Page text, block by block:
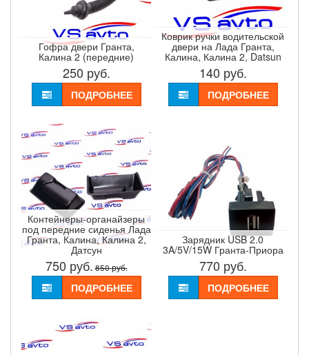
Гофра двери Гранта,
Калина 2 (передние)
250 руб.
ПОДРОБНЕЕ
Коврик ручки водительской
двери на Лада Гранта,
Калина, Калина 2, Datsun
140 руб.
ПОДРОБНЕЕ
Контейнеры-органайзеры
под передние сиденья Лада
Гранта, Калина, Калина 2,
Датсун
750 руб. 850руб.
ПОДРОБНЕЕ
Зарядник USB 2.0
3A/5V/15W Гранта-Приора
770 руб.
ПОДРОБНЕЕ